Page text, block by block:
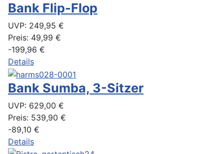
Bank Flip-Flop
UVP: 249,95 €
Preis: 49,99 €
-199,96 €
Details
Bank Sumba, 3-Sitzer
UVP: 629,00 €
Preis: 539,90 €
-89,10 €
Details